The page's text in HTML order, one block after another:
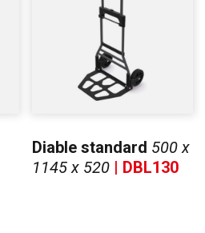
Diable standard 500 x
1145 x 520 | DBL130